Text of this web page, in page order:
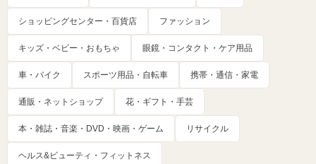
ショッピングセンター・百貨店 ファッション
キッズ・ベビー・おもちゃ 眼鏡・コンタクト・ケア用品
車・バイク スポーツ用品・自転車 携帯・通信・家電
通販・ネットショップ 花・ギフト・手芸
本・雑誌・音楽・DVD・映画・ゲーム リサイクル
ヘルス&ビューティ・フィットネス